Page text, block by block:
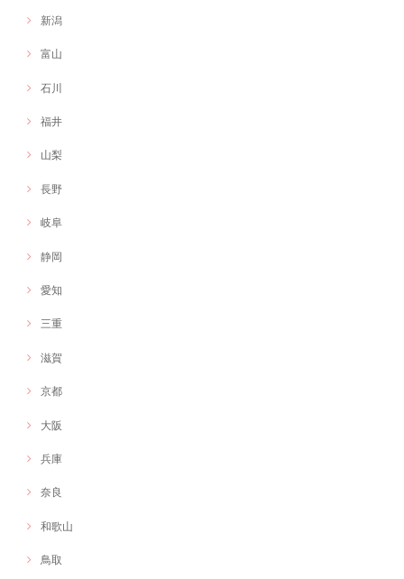
新潟
富山
石川
福井
山梨
長野
岐阜
静岡
愛知
三重
滋賀
京都
大阪
兵庫
奈良
和歌山
鳥取